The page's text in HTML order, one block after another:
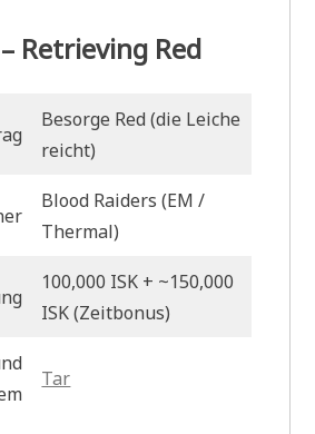
Retrieving Red
Besorge Red (die Leiche
reicht)
Blood Raiders (EM /
Thermal)
100,000 ISK + ~150,000
ISK (Zeitbonus)
Tar